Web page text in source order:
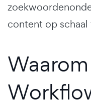
content op